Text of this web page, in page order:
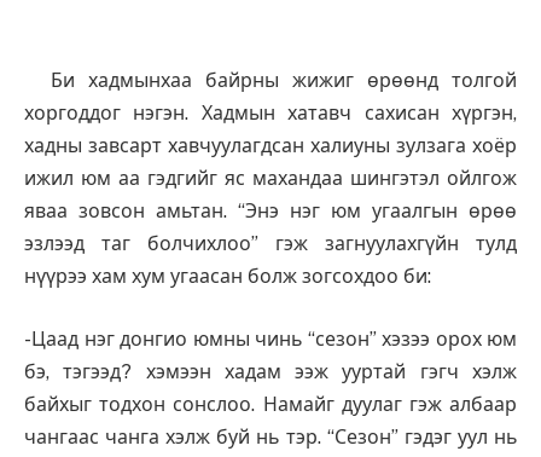
Би хадмынхаа байрны жижиг өрөөнд толгой
хоргоддог нэгэн. Хадмын хатавч сахисан хүргэн,
хадны завсарт хавчуулагдсан халиуны зулзага хоёр
ижил юм аа гэдгийг яс махандаа шингэтэл ойлгож
яваа зовсон амьтан. “Энэ нэг юм угаалгын өрөө
эзлээд таг болчихлоо” гэж загнуулахгүйн тулд
нүүрээ хам хум угаасан болж зогсохдоо би:
-Цаад нэг донгио юмны чинь “сезон” хэзээ орох юм
бэ, тэгээд? хэмээн хадам ээж ууртай гэгч хэлж
байхыг тодхон сонслоо. Намайг дуулаг гэж албаар
чангаас чанга хэлж буй нь тэр. “Сезон” гэдэг уул нь